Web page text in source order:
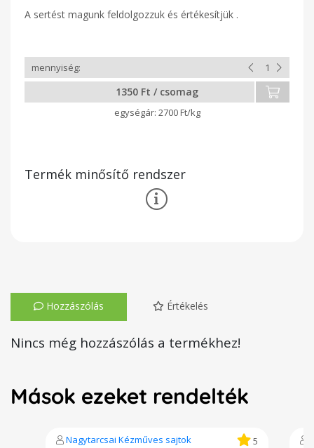
A sertést magunk feldolgozzuk és értékesítjük .
1350 Ft / csomag
2700 Ft/kg
Termék minősítő rendszer
Hozzászólás Értékelés
Nincs még hozzászólás a termékhez!
Mások ezeket rendelték
Nagytarcsai Kézműves sajtok 5